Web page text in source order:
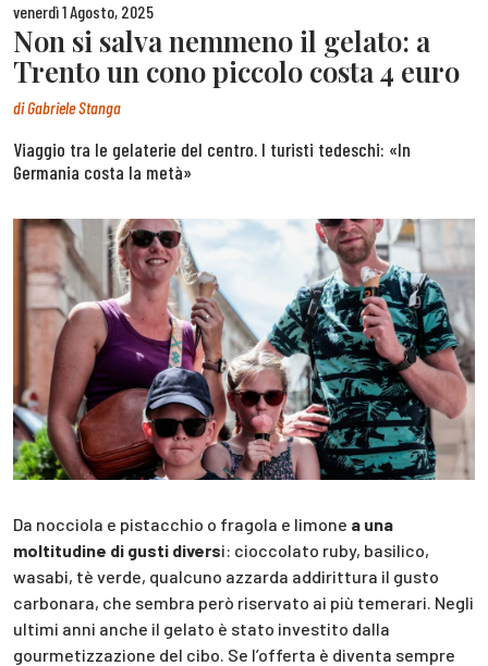
venerdì 1 Agosto, 2025
Non si salva nemmeno il gelato: a
Trento un cono piccolo costa 4 euro
diGabriele Stanga
Viaggio tra le gelaterie del centro. I turisti tedeschi: «In
Germania costa la metà»
Da nocciola e pistacchio o fragola e limone a una
moltitudine di gusti diversi: cioccolato ruby, basilico,
wasabi, tè verde, qualcuno azzarda addirittura il gusto
carbonara, che sembra però riservato ai più temerari. Negli
ultimi anni anche il gelato è stato investito dalla
gourmetizzazione del cibo. Se l’offerta è diventa sempre